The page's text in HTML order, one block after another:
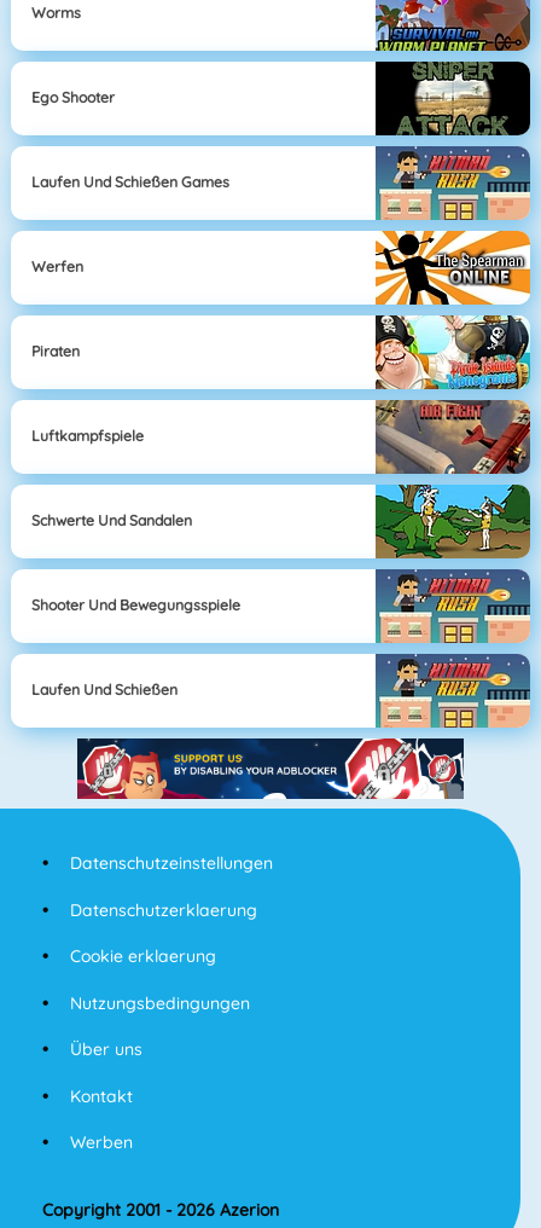
Worms
Ego Shooter
Laufen Und Schießen Games
Werfen
Piraten
Luftkampfspiele
Schwerte Und Sandalen
Shooter Und Bewegungsspiele
Laufen Und Schießen
Datenschutzeinstellungen
Datenschutzerklaerung
Cookie erklaerung
Nutzungsbedingungen
Über uns
Kontakt
Werben
Copyright 2001 - 2026 Azerion